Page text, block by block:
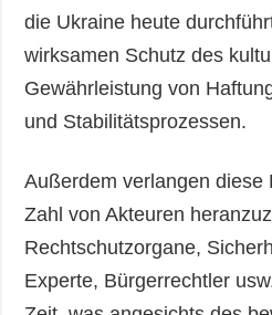
die Ukraine heute
wirksamen Schutz des
Gewährleistung von
und Stabilitätsprozessen.
Außerdem verlangen diese
Zahl von Akteuren
Rechtschutzorgane,
Experte, Bürgerrechtler